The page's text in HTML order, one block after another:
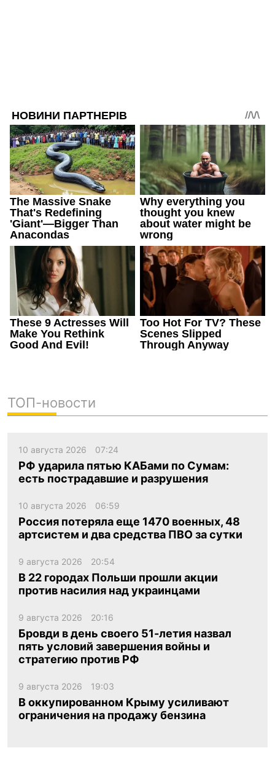
ТОП-новости
10 августа 2026 07:24
РФ ударила пятью КАБами по Сумам:
есть пострадавшие и разрушения
10 августа 2026 06:59
Россия потеряла еще 1470 военных, 48
артсистем и два средства ПВО за сутки
9 августа 2026 20:54
В 22 городах Польши прошли акции
против насилия над украинцами
9 августа 2026 20:16
Бровди в день своего 51-летия назвал
пять условий завершения войны и
стратегию против РФ
9 августа 2026 19:03
В оккупированном Крыму усиливают
ограничения на продажу бензина